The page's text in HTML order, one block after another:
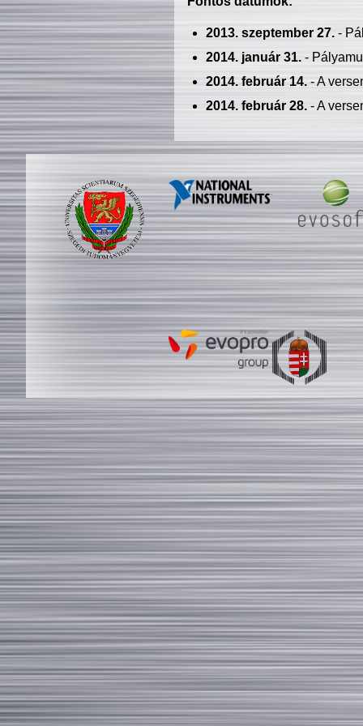
2013. szeptember 27.-
2014. január 31.-
2014. február 14.- A
2014. február 28.- A